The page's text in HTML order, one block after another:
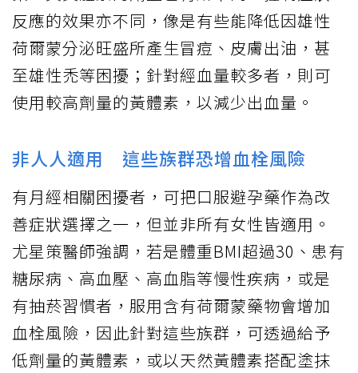
反應的效果亦不同，像是有些能降低因雄性
荷爾蒙分泌旺盛所產生冒痘、皮膚出油，甚
至雄性禿等困擾；針對經血量較多者，則可
使用較高劑量的黃體素，以減少出血量。
非人人適用 這些族群恐增血栓風險
有月經相關困擾者，可把口服避孕藥作為改
善症狀選擇之一，但並非所有女性皆適用。
尤星策醫師強調，若是體重BMI超過30、患有
糖尿病、高血壓、高血脂等慢性疾病，或是
有抽菸習慣者，服用含有荷爾蒙藥物會增加
血栓風險，因此針對這些族群，可透過給予
低劑量的黃體素，或以天然黃體素搭配塗抹